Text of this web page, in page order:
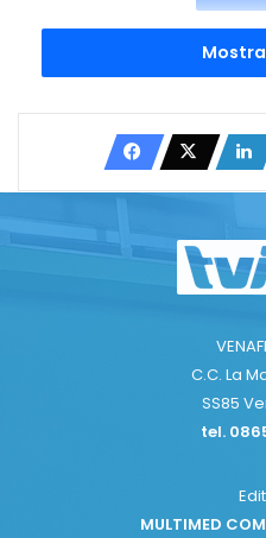
C.C. La
SS85
tel.
MULTIMED